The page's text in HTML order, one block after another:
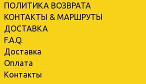
ПОЛИТИКА ВОЗВРАТА
КОНТАКТЫ & МАРШРУТЫ
ДОСТАВКА
F.A.Q.
Доставка
Оплата
Контакты